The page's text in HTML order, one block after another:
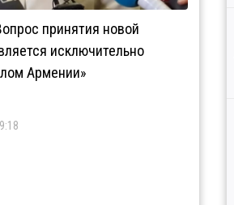
принятия новой
исключительно
Армении»